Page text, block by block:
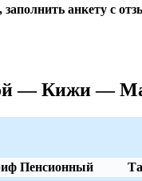
анкету с
— Кижи —
Пенсионный